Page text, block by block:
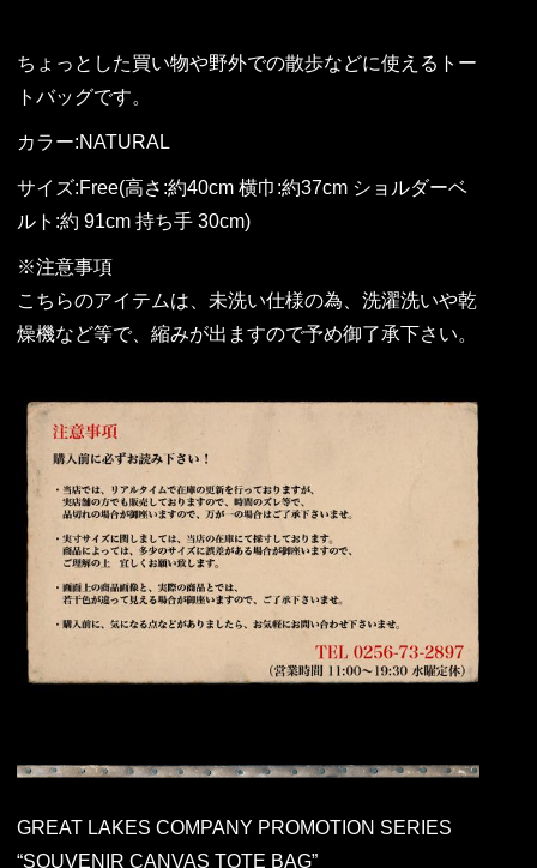
ちょっとした買い物や野外での散歩などに使えるトー
トバッグです。
カラー:NATURAL
サイズ:Free(高さ:約40cm 横巾:約37cm ショルダーベ
ルト:約 91cm 持ち手 30cm)
※注意事項
こちらのアイテムは、未洗い仕様の為、洗濯洗いや乾
燥機など等で、縮みが出ますので予め御了承下さい。
GREAT LAKES COMPANY PROMOTION SERIES
“SOUVENIR CANVAS TOTE BAG”